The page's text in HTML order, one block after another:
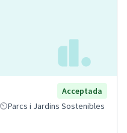
Acceptada
Parcs i Jardins Sostenibles